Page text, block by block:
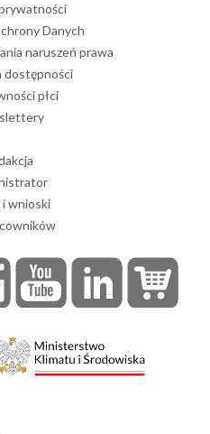
Danych
naruszeń prawa
dostępności
płci
i wnioski